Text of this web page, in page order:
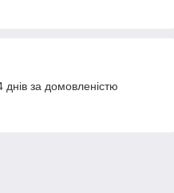
за домовленістю